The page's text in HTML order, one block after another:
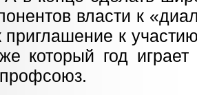
власти к
приглашение к
который год